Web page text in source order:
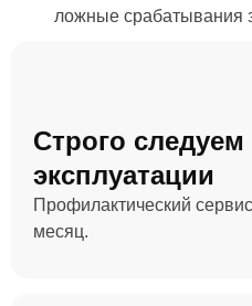
ложные срабатывания
Строго
эксплуатации
Профилактический
месяц.